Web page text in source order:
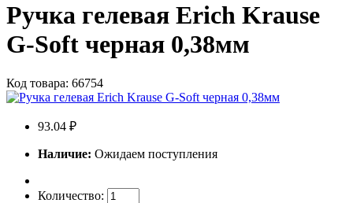
Ручка гелевая Erich Krause
G-Soft черная 0,38мм
Код товара: 66754
93.04 ₽
Наличие: Ожидаем поступления
Количество: